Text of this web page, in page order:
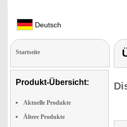
Deutsch
Startseite
Produkt-Übersicht:
Aktuelle Produkte
Ältere Produkte